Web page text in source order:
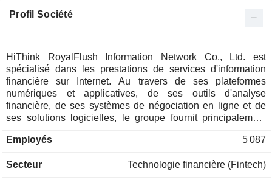
Profil Société
HiThink RoyalFlush Information Network Co., Ltd. est
spécialisé dans les prestations de services d'information
financière sur Internet. Au travers de ses plateformes
numériques et applicatives, de ses outils d'analyse
financière, de ses systèmes de négociation en ligne et de
ses solutions logicielles, le groupe fournit principalement
informations analytiques sur les données de marchés, etc. à
opérateurs financiers, des investisseurs privés, du
Employés 5 087
Secteur Technologie financière (Fintech)